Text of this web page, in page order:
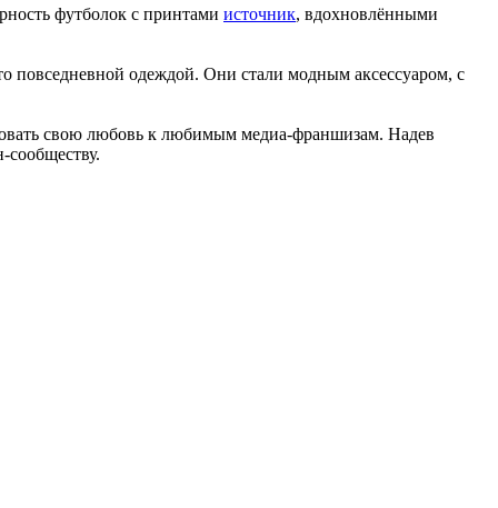
футболок с принтами источник, вдохновлёнными
повседневной одеждой. Они стали модным аксессуаром, с
свою любовь к любимым медиа-франшизам. Надев
сообществу.